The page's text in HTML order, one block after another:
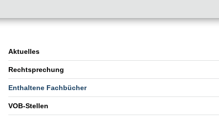
Aktuelles
Rechtsprechung
Enthaltene Fachbücher
VOB-Stellen